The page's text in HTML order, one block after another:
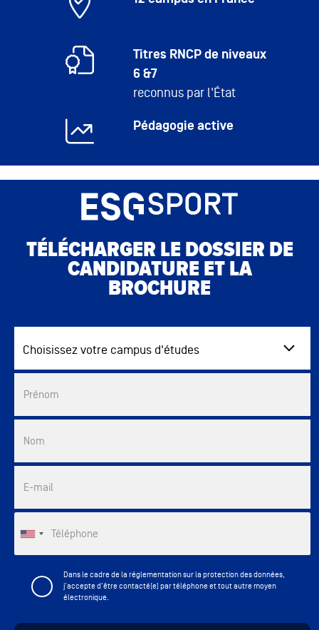
Titres RNCP de niveaux
6 &7
reconnus par l'État
Pédagogie active
TÉLÉCHARGER LE DOSSIER DE
CANDIDATURE ET LA
BROCHURE
Choisissez votre campus d'études
Prénom
Nom
E-mail
Téléphone
Dans le cadre de la réglementation sur la protection des données,
j'accepte d'être contacté(e) par téléphone et tout autre moyen
électronique.